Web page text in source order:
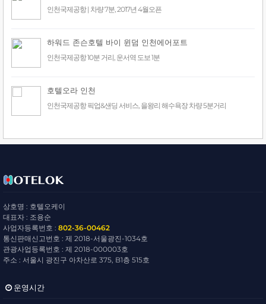
인천국제공항 | 차량 7분, 2017년 4월오픈
하워드 존슨호텔 바이 윈덤 인천에어포트
인천국제공항 10분 거리, 운서역 도보 1분
호텔오라 인천
인천국제공항 픽업&샌딩 서비스, 을왕리 해수욕장 차량 5분거리
상호명 : 호텔오케이
대표자 : 조용순
사업자등록번호 : 802-36-00462
통신판매신고번호 : 제 2018-서울광진-1034호
관광사업등록번호 : 제 2018-000003호
주소 : 서울시 광진구 아차산로 375, B1층 515호
운영시간